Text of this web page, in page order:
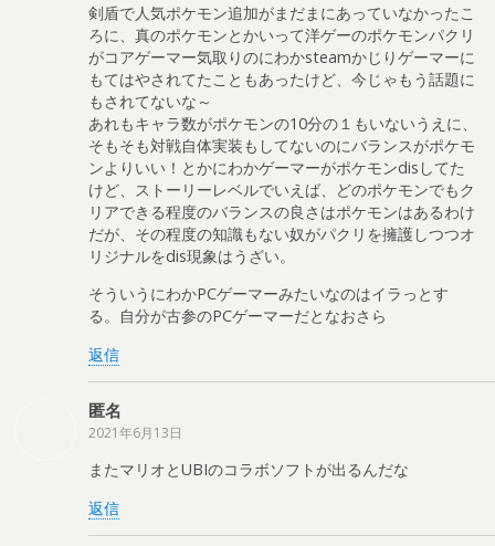
剣盾で人気ポケモン追加がまだまにあっていなかったこ
ろに、真のポケモンとかいって洋ゲーのポケモンパクリ
がコアゲーマー気取りのにわかsteamかじりゲーマーに
もてはやされてたこともあったけど、今じゃもう話題に
もされてないな～
あれもキャラ数がポケモンの10分の１もいないうえに、
そもそも対戦自体実装もしてないのにバランスがポケモ
ンよりいい！とかにわかゲーマーがポケモンdisしてた
けど、ストーリーレベルでいえば、どのポケモンでもク
リアできる程度のバランスの良さはポケモンはあるわけ
だが、その程度の知識もない奴がパクリを擁護しつつオ
リジナルをdis現象はうざい。
そういうにわかPCゲーマーみたいなのはイラっとす
る。自分が古参のPCゲーマーだとなおさら
返信
匿名
2021年6月13日
またマリオとUBIのコラボソフトが出るんだな
返信